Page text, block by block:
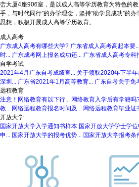
峦大厦4座906室，是以成人高等学历教育为特色的
手，与时代同行”的办学理念，坚持“助学员成功”的办
思想，积极开展成人高等学历教育。
成人高考
广东成人高考有哪些大学? 广东省成人高考高起本要
时... 广东成考网上报名成功还... 广东省成人高考专科
自学考试
2021年4月广东自考成绩查... 关于领取2020年下半年
深圳... 广东省2021年1月高等教育... 广东自考关于免
远程教育
注意！网络教育有以下行... 网络教育入学后有学籍吗
教... 网络远程教育报名时间及... 网络远程教育毕业证
开放大学
国家开放大学入学通知书样本 国家开放大学学士学位
申... 国家开放大学的报考优势... 国家开放大学报考条